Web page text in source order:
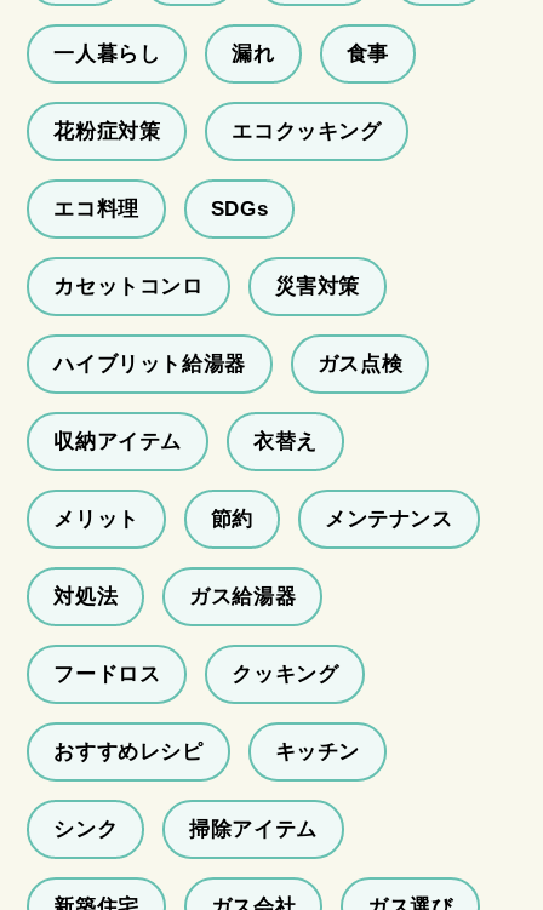
一人暮らし 漏れ 食事
花粉症対策 エコクッキング
エコ料理 SDGs
カセットコンロ 災害対策
ハイブリット給湯器 ガス点検
収納アイテム 衣替え
メリット 節約 メンテナンス
対処法 ガス給湯器
フードロス クッキング
おすすめレシピ キッチン
シンク 掃除アイテム